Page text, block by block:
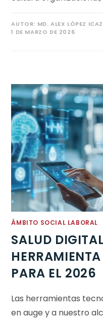
AUTOR: MD. ALEX LÓPEZ
1 DE MARZO DE 2026
ÁMBITO SOCIAL LABORAL
SALUD
PARA EL 2026
Las herramientas
en auge y a nuestro